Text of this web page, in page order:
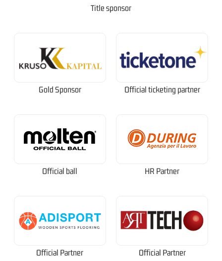
Title sponsor
Gold Sponsor Official ticketing partner
Official ball HR Partner
Official Partner Official Partner